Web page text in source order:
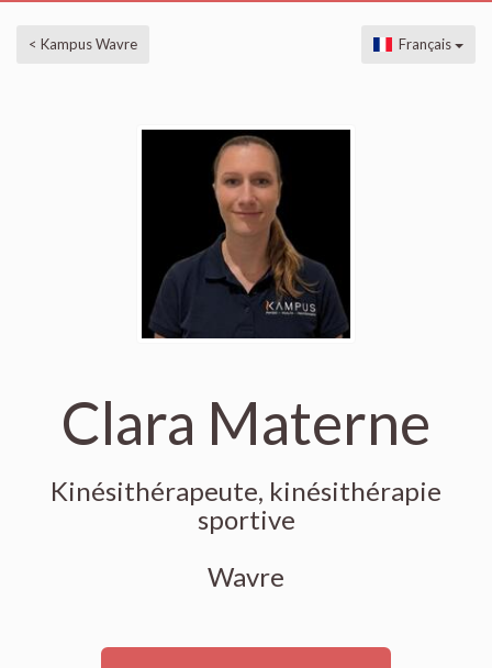
< Kampus Wavre Français
Clara Materne
Kinésithérapeute, kinésithérapie
sportive
Wavre